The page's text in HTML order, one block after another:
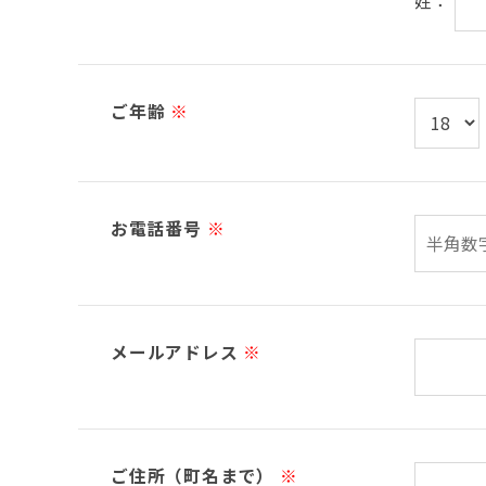
ご年齢 ※
お電話番号 ※
メールアドレス ※
ご住所（町名まで） ※